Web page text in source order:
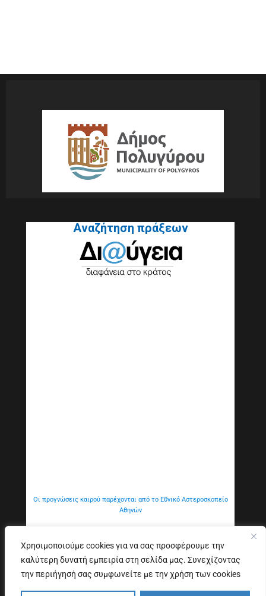
Χρησιμοποιούμε cookies για να σας προσφέρουμε την
καλύτερη δυνατή εμπειρία στη σελίδα μας. Συνεχίζοντας
την περιήγησή σας συμφωνείτε με την χρήση των cookies
Αναζήτηση πράξεων
Οι προγνώσεις καιρού παρέχονται από το Εθνικό Αστεροσκοπείο
Αθηνών
Εξυπηρέτηση Κοινού Δήλωση προσβασιμότητας
Copyright © 2026. All Rights Reserved